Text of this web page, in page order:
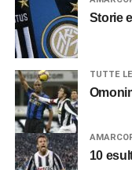
Storie
TUTTE
10